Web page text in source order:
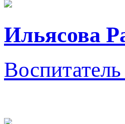
Ильясова
Воспитатель